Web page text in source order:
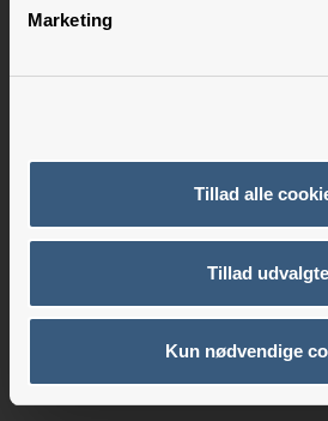
Marketing
Tillad alle
Tillad udvalgte
Kun nødvendige